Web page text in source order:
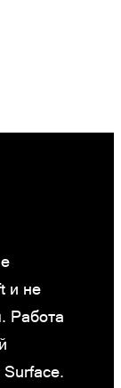
и не
Работа
Surface.